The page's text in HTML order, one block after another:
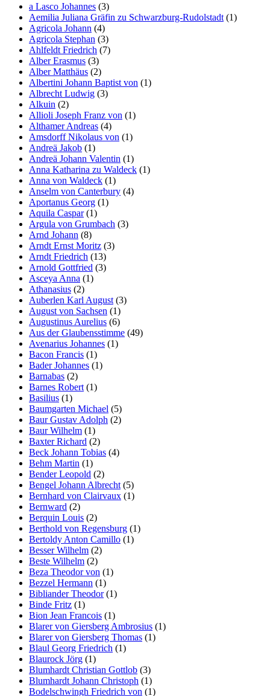
a Lasco Johannes (3)
Aemilia Juliana Gräfin zu Schwarzburg-Rudolstadt (1)
Agricola Johann (4)
Agricola Stephan (3)
Ahlfeldt Friedrich (7)
Alber Erasmus (3)
Alber Matthäus (2)
Albertini Johann Baptist von (1)
Albrecht Ludwig (3)
Alkuin (2)
Allioli Joseph Franz von (1)
Althamer Andreas (4)
Amsdorff Nikolaus von (1)
Andreä Jakob (1)
Andreä Johann Valentin (1)
Anna Katharina zu Waldeck (1)
Anna von Waldeck (1)
Anselm von Canterbury (4)
Aportanus Georg (1)
Aquila Caspar(1)
Argula von Grumbach (3)
Arnd Johann (8)
Arndt Ernst Moritz (3)
Arndt Friedrich (13)
Arnold Gottfried (3)
Asceya Anna (1)
Athanasius (2)
Auberlen Karl August (3)
August von Sachsen (1)
Augustinus Aurelius (6)
Aus der Glaubensstimme (49)
Avenarius Johannes (1)
Bacon Francis (1)
Bader Johannes (1)
Barnabas (2)
Barnes Robert (1)
Basilius (1)
Baumgarten Michael (5)
Baur Gustav Adolph (2)
Baur Wilhelm (1)
Baxter Richard (2)
Beck Johann Tobias (4)
Behm Martin (1)
Bender Leopold (2)
Bengel Johann Albrecht (5)
Bernhard von Clairvaux (1)
Bernward (2)
Berquin Louis (2)
Berthold von Regensburg (1)
Bertoldy Anton Camillo (1)
Besser Wilhelm (2)
Beste Wilhelm (2)
Beza Theodor von (1)
Bezzel Hermann (1)
Bibliander Theodor(1)
Binde Fritz (1)
Bion Jean Francois (1)
Blarer von Giersberg Ambrosius (1)
Blarer von Giersberg Thomas (1)
Blaul Georg Friedrich (1)
Blaurock Jörg (1)
Blumhardt Christian Gottlob (3)
Blumhardt Johann Christoph (1)
Bodelschwingh Friedrich von (1)